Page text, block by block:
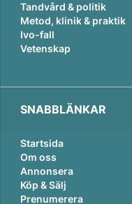
Tandvård & politik
Metod, klinik & praktik
Ivo-fall
Vetenskap
SNABBLÄNKAR
Startsida
Om oss
Annonsera
Köp & Sälj
Prenumerera